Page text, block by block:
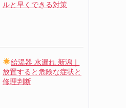
ルと早くできる対策
給湯器 水漏れ 新潟｜
放置すると危険な症状と
修理判断